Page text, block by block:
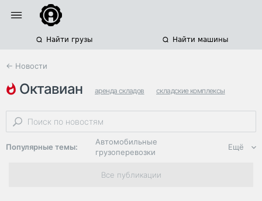
Найти грузы Найти машины
← Новости
октавиан аренда складов складские комплексы
склады санкт-петербурга и ленобласти
Популярные темы:
Автомобильные
грузоперевозки
Региональная
логистика
Ещё
Все публикации